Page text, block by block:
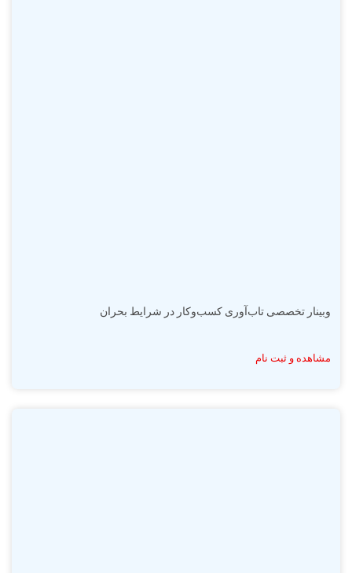
وبینار تخصصی تاب‌آوری کسب‌وکار در شرایط بحران
مشاهده و ثبت نام